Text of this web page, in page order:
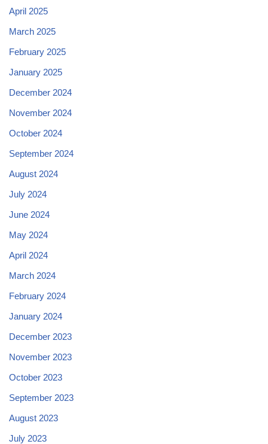
April 2025
March 2025
February 2025
January 2025
December 2024
November 2024
October 2024
September 2024
August 2024
July 2024
June 2024
May 2024
April 2024
March 2024
February 2024
January 2024
December 2023
November 2023
October 2023
September 2023
August 2023
July 2023